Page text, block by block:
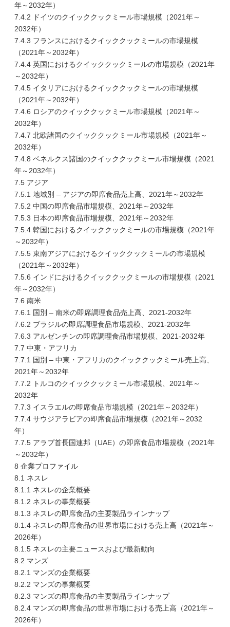
年～2032年）
7.4.2 ドイツのクイッククックミール市場規模（2021年～
2032年）
7.4.3 フランスにおけるクイッククックミールの市場規模
（2021年～2032年）
7.4.4 英国におけるクイッククックミールの市場規模（2021年
～2032年）
7.4.5 イタリアにおけるクイッククックミールの市場規模
（2021年～2032年）
7.4.6 ロシアのクイッククックミール市場規模（2021年～
2032年）
7.4.7 北欧諸国のクイッククックミール市場規模（2021年～
2032年）
7.4.8 ベネルクス諸国のクイッククックミール市場規模（2021
年～2032年）
7.5 アジア
7.5.1 地域別 – アジアの即席食品売上高、2021年～2032年
7.5.2 中国の即席食品市場規模、2021年～2032年
7.5.3 日本の即席食品市場規模、2021年～2032年
7.5.4 韓国におけるクイッククックミールの市場規模（2021年
～2032年）
7.5.5 東南アジアにおけるクイッククックミールの市場規模
（2021年～2032年）
7.5.6 インドにおけるクイッククックミールの市場規模（2021
年～2032年）
7.6 南米
7.6.1 国別 – 南米の即席調理食品売上高、2021-2032年
7.6.2 ブラジルの即席調理食品市場規模、2021-2032年
7.6.3 アルゼンチンの即席調理食品市場規模、2021-2032年
7.7 中東・アフリカ
7.7.1 国別 – 中東・アフリカのクイッククックミール売上高、
2021年～2032年
7.7.2 トルコのクイッククックミール市場規模、2021年～
2032年
7.7.3 イスラエルの即席食品市場規模（2021年～2032年）
7.7.4 サウジアラビアの即席食品市場規模（2021年～2032
年）
7.7.5 アラブ首長国連邦（UAE）の即席食品市場規模（2021年
～2032年）
8 企業プロファイル
8.1 ネスレ
8.1.1 ネスレの企業概要
8.1.2 ネスレの事業概要
8.1.3 ネスレの即席食品の主要製品ラインナップ
8.1.4 ネスレの即席食品の世界市場における売上高（2021年～
2026年）
8.1.5 ネスレの主要ニュースおよび最新動向
8.2 マンズ
8.2.1 マンズの企業概要
8.2.2 マンズの事業概要
8.2.3 マンズの即席食品の主要製品ラインナップ
8.2.4 マンズの即席食品の世界市場における売上高（2021年～
2026年）